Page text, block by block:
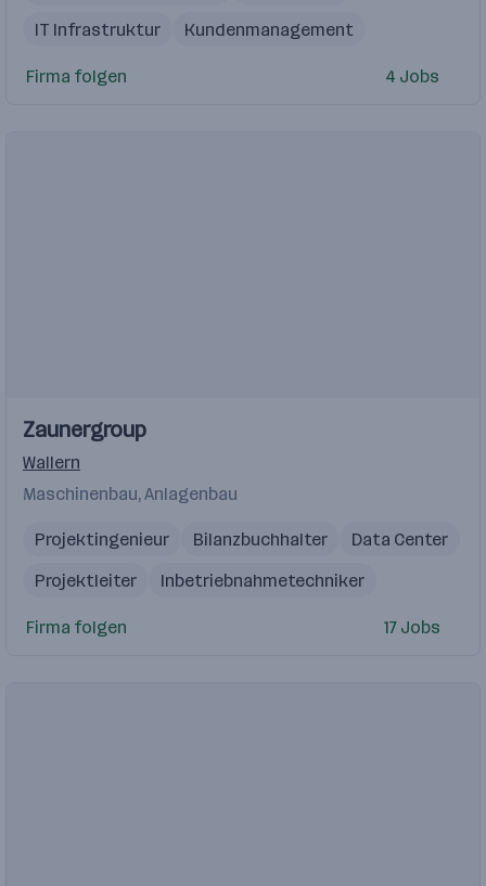
IT Infrastruktur
Kundenmanagement
Wertpapier
Firma folgen 4 Jobs
Zaunergroup
Wallern
Maschinenbau, Anlagenbau
Projektingenieur Bilanzbuchhalter
Data Center
Projektleiter
Inbetriebnahmetechniker
Firma folgen 17 Jobs